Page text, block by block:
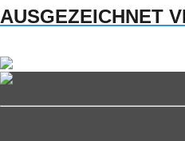
AUSGEZEICHNET